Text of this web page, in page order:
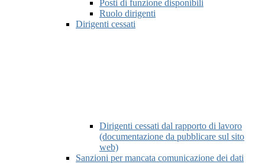
Posti di funzione disponibili
Ruolo dirigenti
Dirigenti cessati
Dirigenti cessati dal rapporto di lavoro
(documentazione da pubblicare sul sito
web)
Sanzioni per mancata comunicazione dei dati